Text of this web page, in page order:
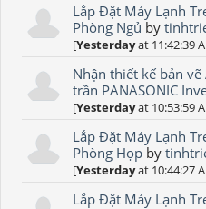
Lắp Đặt Máy Lạnh
Phòng Ngủ by
[Yesterdayat 11:42:39
Nhận thiết kế bản
trần PANASONIC
[Yesterdayat 10:53:59
Lắp Đặt Máy Lạnh
Phòng Họp by
[Yesterdayat 10:44:27
Lắp Đặt Máy Lạnh